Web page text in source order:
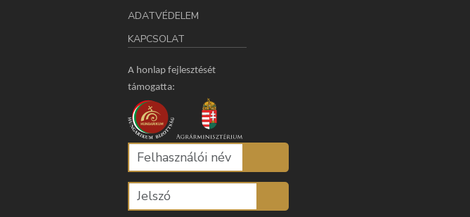
ADATVÉDELEM
KAPCSOLAT
A honlap fejlesztését
támogatta: